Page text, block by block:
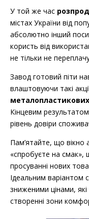
У той же час
містах України від
абсолютно інший
користь від
не тільки не
Завод готовий піти
влаштовуючи такі
Кінцевим
рівень довіри
Пам’ятайте, що вікно
«спробуєте на смак»,
просуванні нових
Ідеальним варіантом
зниженими цінами,
створенні зони